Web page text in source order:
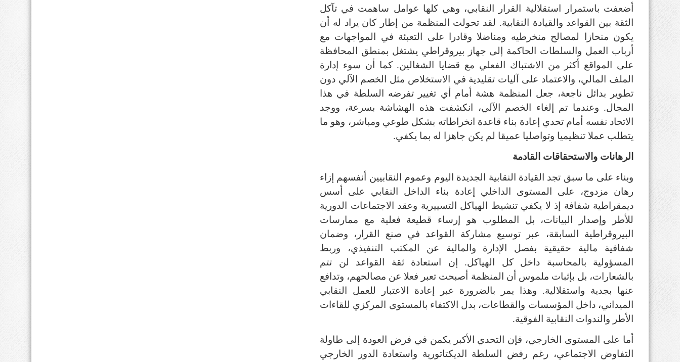
أضعفت باستمرار استقلالية القرار النقابي، وهي كلها عوامل ساهمت في تآكل
الثقة بين القواعد والقيادة النقابية. لقد تحولت المنظمة من إطار كان يراد له أن
يكون منحازا لمصالح منخرطيه ومناضلا وقادرا على التعبئة في المواجهات مع
أرباب العمل والسلطات الحاكمة إلى جهاز بيروقراطي يشتغل بمنطق المحافظة
على المواقع أكثر من الاشتباك الفعلي مع قضايا الشغالين.كما أن سوء إدارة
الملف المالي، والاعتماد على آليات تقليدية في الاستخلاص مثل الخصم الآلي دون
تطوير بدائل ناجعة، جعل المنظمة هشة أمام أي تغيير تفرضه السلطة في هذا
المجال. وعندما تم إلغاء الخصم الآلي، انكشفت هذه الهشاشة بسرعة، ووجد
الاتحاد نفسه أمام تحدي إعادة بناء قاعدة انخراطاته بشكل طوعي ومباشر، وهو ما
يتطلب عملا تنظيميا وتواصليا عميقا لم يكن جاهزا له بما يكفي.
الرهانات والاستحقاقات القادمة
وبناء على ما سبق تجد القيادة النقابية الجديدة اليوم وعموم النقابيين أنفسهم إزاء
رهان مزدوج، على المستوى الداخلي إعادة بناء الداخل النقابي على أسس
ديمقراطية شفافة إذ لا يكفي تنشيط الهياكل التسييرية وعقد الاجتماعات الدورية
للأطر وإصدار البيانات، بل المطلوب هو إرساء قطيعة فعلية مع ممارسات
البيروقراطية السابقة، عبر توسيع مشاركة القواعد في صنع القرار، وضمان
شفافية مالية حقيقية بفصل الإدارة والمالية عن المكتب التنفيذي، وربط
المسؤولية بالمحاسبة داخل كل الهياكل.
إن استعادة ثقة القواعد لن تتم
بالشعارات، بل بإثبات ملموس أن المنظمة أصبحت تعبر فعلا عن مصالحهم، وتدافع
عنها بجدية واستقلالية. وهذا يمر بالضرورة عبر إعادة الاعتبار للعمل النقابي
الميداني، داخل المؤسسات والقطاعات، بدل الاكتفاء بالمستوى المركزي للقاءات
الأطر والندوات النقابية الفوقية.
أما على المستوى الخارجي، فإن التحدي الأكبر يكمن في فرض العودة إلى طاولة
التفاوض الاجتماعي، رغم رفض السلطة الديكتاتورية واستعادة الدور الخارجي